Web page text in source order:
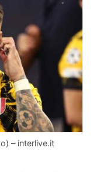
– interlive.it